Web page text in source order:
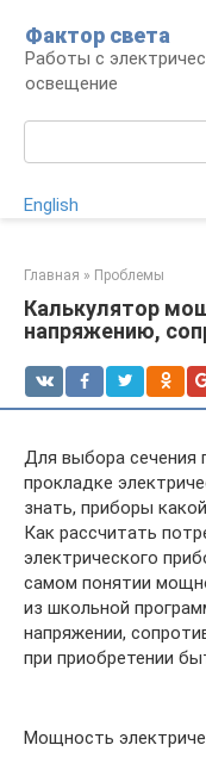
контенту
Фактор света
Работы с
освещение
English
Главная » Проблемы
Калькулятор
напряжению,
Для выбора сечения
прокладке
знать, приборы
Как рассчитать
электрического
самом понятии
из школьной
напряжении,
при приобретении
Мощность